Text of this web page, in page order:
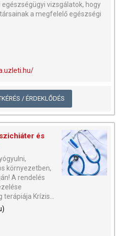
vizsgálatok, hogy
a megfelelő egészségi
/ ÉRDEKLŐDÉS
és
környezetben,
A rendelés
Krízis...